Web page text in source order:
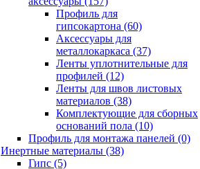
Профиль для
гипсокартона (60)
Аксессуары для
металлокаркаса (37)
Ленты уплотнительные для
профилей (12)
Ленты для швов листовых
материалов (38)
Комплектующие для сборных
оснований пола (10)
Профиль для монтажа панелей (0)
Инертные материалы (38)
Гипс (5)